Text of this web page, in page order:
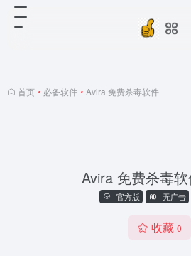
首页 • 必备软件 • Avira 免费杀毒软件
Avira 免费杀毒
官方版 无广告
收藏 0